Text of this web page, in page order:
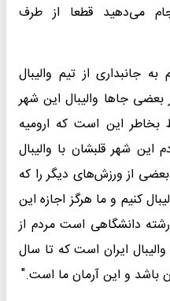
می‌دهید قطعا از طرف
جانبداری از تیم والیبال
بعضی جاها والیبال این شهر
بخاطر این است که ارومیه
این شهر قلبشان با والیبال
از ورزش‌های دیگر را که
کنیم و ما هرگز اجازه این
رشته دانشگاهی است مردم از
ایران است که تا سال